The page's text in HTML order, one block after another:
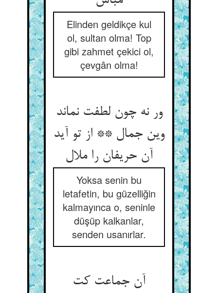
Elinden geldikçe kul
ol, sultan olma! Top
gibi zahmet çekici ol,
çevgân olma!
ور نه چون لطفت نماند
وین جمال ** از تو آید
Yoksa senin bu
letafetin, bu güzelliğin
kalmayınca o, seninle
düşüp kalkanlar,
senden usanırlar.
آن جماعت کت